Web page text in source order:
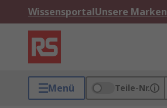
WissensportalUnsere Marken
Menü Teile-Nr.